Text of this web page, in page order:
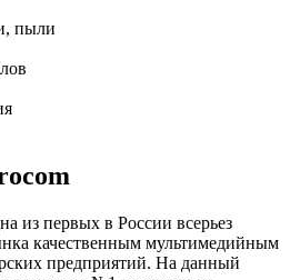
пыли
из первых в России всерьез
качественным мультимедийным
предприятий. На данный